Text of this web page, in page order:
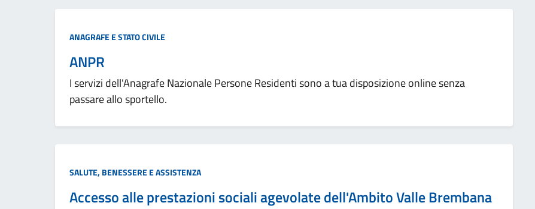
ANAGRAFE E STATO CIVILE
ANPR
I servizi dell'Anagrafe Nazionale Persone Residenti sono a tua disposizione online senza
passare allo sportello.
SALUTE, BENESSERE E ASSISTENZA
Accesso alle prestazioni sociali agevolate dell'Ambito Valle Brembana